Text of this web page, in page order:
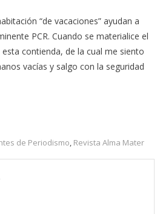
“de vacaciones” ayudan a
PCR. Cuando se materialice el
contienda, de la cual me siento
vacías y salgo con la seguridad
de Periodismo Revista Alma Mater